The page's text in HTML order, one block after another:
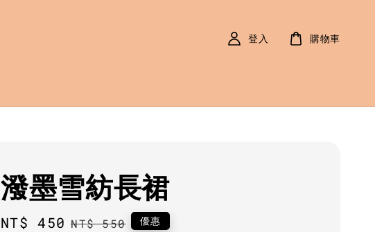
登入 購物車
潑墨雪紡長裙
Sale
NT$ 450 Regular
NT$ 550 優惠